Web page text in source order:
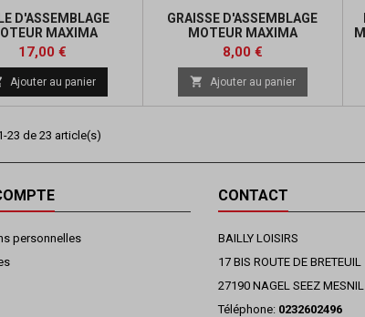
D'ASSEMBLAGE
MAXIMA
Prix
17,00 €
Ajouter au panier
GRAISSE D'ASSEMBLAGE
MOTEUR MAXIMA
Prix
8,00 €
 Ajouter au panier
23 de 23 article(s)
personnelles
CONTACT
BAILLY LOISIRS
17 BIS ROUTE DE BRETEUIL
27190 NAGEL SEEZ MESNIL
Téléphone: 0232602496